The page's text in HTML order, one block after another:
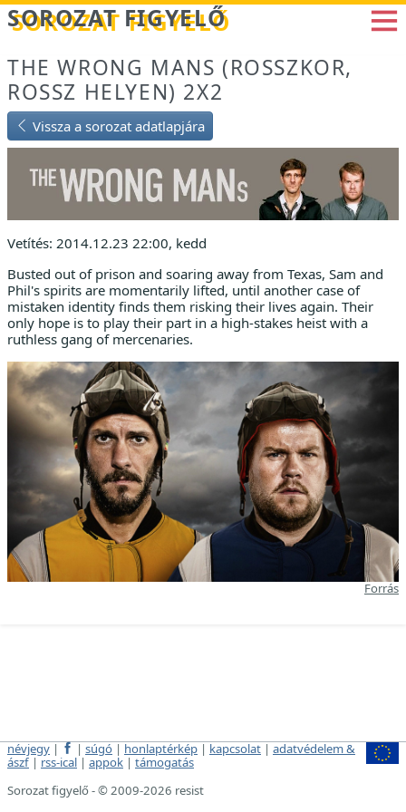
Betöltés...
SOROZAT FIGYELŐ
THE WRONG MANS (ROSSZKOR,
ROSSZ HELYEN) 2X2
Vissza a sorozat adatlapjára
Vetítés: 2014.12.23 22:00, kedd
Busted out of prison and soaring away from Texas, Sam and
Phil's spirits are momentarily lifted, until another case of
mistaken identity finds them risking their lives again. Their
only hope is to play their part in a high-stakes heist with a
ruthless gang of mercenaries.
Forrás
névjegy | | súgó | honlaptérkép | kapcsolat | adatvédelem &
ászf | rss-ical | appok | támogatás
Sorozat figyelő - © 2009-2026 resist